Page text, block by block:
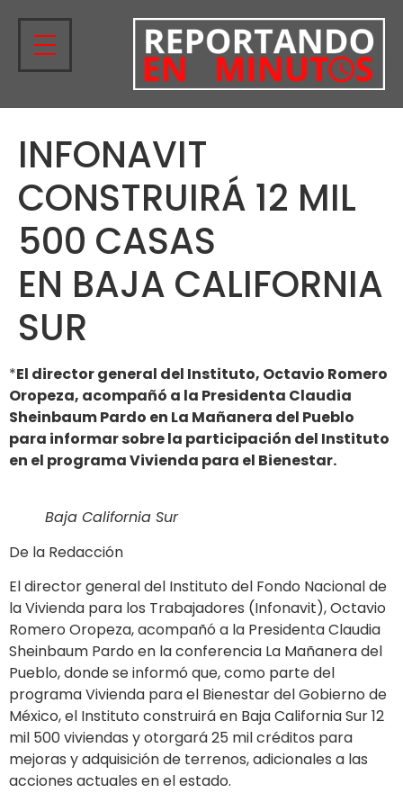
INFONAVIT
CONSTRUIRÁ 12 MIL
500 CASAS
EN BAJA CALIFORNIA
SUR
*El director general del Instituto, Octavio Romero
Oropeza, acompañó a la Presidenta Claudia
Sheinbaum Pardo en La Mañanera del Pueblo
para informar sobre la participación del Instituto
en el programa Vivienda para el Bienestar.
Baja California Sur
De la Redacción
El director general del Instituto del Fondo Nacional de
la Vivienda para los Trabajadores (Infonavit), Octavio
Romero Oropeza, acompañó a la Presidenta Claudia
Sheinbaum Pardo en la conferencia La Mañanera del
Pueblo, donde se informó que, como parte del
programa Vivienda para el Bienestar del Gobierno de
México, el Instituto construirá en Baja California Sur 12
mil 500 viviendas y otorgará 25 mil créditos para
mejoras y adquisición de terrenos, adicionales a las
acciones actuales en el estado.